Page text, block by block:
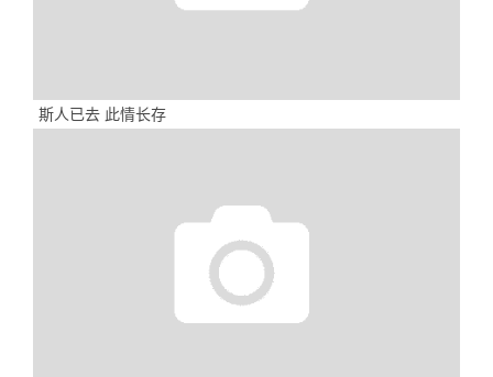
斯人已去 此情长存